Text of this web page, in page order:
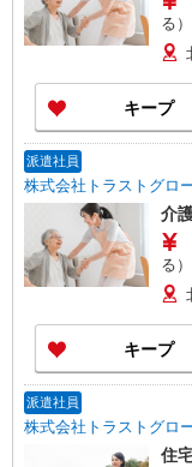
る
キープ
派遣社員
株式会社トラストグロ
介
る
キープ
派遣社員
株式会社トラストグロ
住